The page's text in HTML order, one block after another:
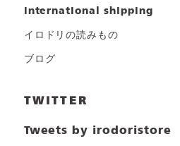
international shipping
イロドリの読みもの
ブログ
TWITTER
Tweets by irodoristore